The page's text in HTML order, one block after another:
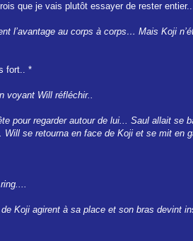
que je vais plutôt essayer de rester
l’avantage au corps à corps… Mais Koji
fort.. *
voyant Will réfléchir..
pour regarder autour de lui... Saul allait se
se retourna en face de Koji et se mit en
Koji agirent à sa place et son bras devint